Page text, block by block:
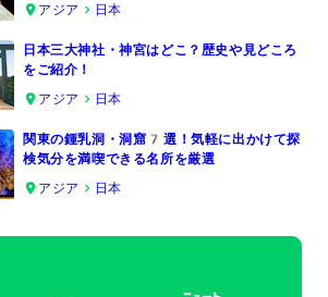
アジア
日本
日本三大神社・神宮はどこ？歴史や見どころ
をご紹介！
アジア
日本
関東の鍾乳洞・洞窟7選！気軽に出かけて探
検気分を満喫できる名所を厳選
アジア
日本